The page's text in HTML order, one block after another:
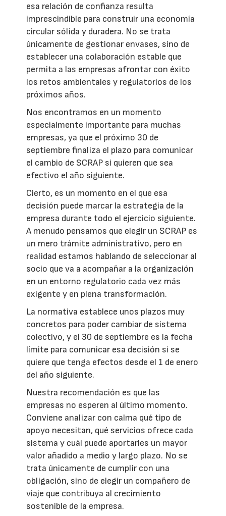
esa relación de confianza resulta
imprescindible para construir una economía
circular sólida y duradera. No se trata
únicamente de gestionar envases, sino de
establecer una colaboración estable que
permita a las empresas afrontar con éxito
los retos ambientales y regulatorios de los
próximos años.
Nos encontramos en un momento
especialmente importante para muchas
empresas, ya que el próximo 30 de
septiembre finaliza el plazo para comunicar
el cambio de SCRAP si quieren que sea
efectivo el año siguiente.
Cierto, es un momento en el que esa
decisión puede marcar la estrategia de la
empresa durante todo el ejercicio siguiente.
A menudo pensamos que elegir un SCRAP es
un mero trámite administrativo, pero en
realidad estamos hablando de seleccionar al
socio que va a acompañar a la organización
en un entorno regulatorio cada vez más
exigente y en plena transformación.
La normativa establece unos plazos muy
concretos para poder cambiar de sistema
colectivo, y el 30 de septiembre es la fecha
límite para comunicar esa decisión si se
quiere que tenga efectos desde el 1 de enero
del año siguiente.
Nuestra recomendación es que las
empresas no esperen al último momento.
Conviene analizar con calma qué tipo de
apoyo necesitan, qué servicios ofrece cada
sistema y cuál puede aportarles un mayor
valor añadido a medio y largo plazo. No se
trata únicamente de cumplir con una
obligación, sino de elegir un compañero de
viaje que contribuya al crecimiento
sostenible de la empresa.